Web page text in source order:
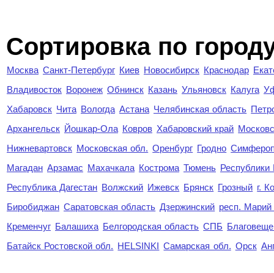
Cортировка по
Москва Санкт-Петербург Киев Новосибирск Краснодар
Владивосток Воронеж Обнинск Казань Ульяновск Калуга
Хабаровск Чита Вологда Астана Челябинская область
Архангельск Йошкар-Ола Ковров Хабаровский край
Нижневартовск Московская обл. Оренбург Гродно
Магадан Арзамас Махачкала Кострома Тюмень Республики
Республика Дагестан Волжский Ижевск Брянск Грозный г.
Биробиджан Саратовская область Дзержинский респ.
Кременчуг Балашиха Белгородская область СПБ
Батайск Ростовской обл. HELSINKI Самарская обл. Орск